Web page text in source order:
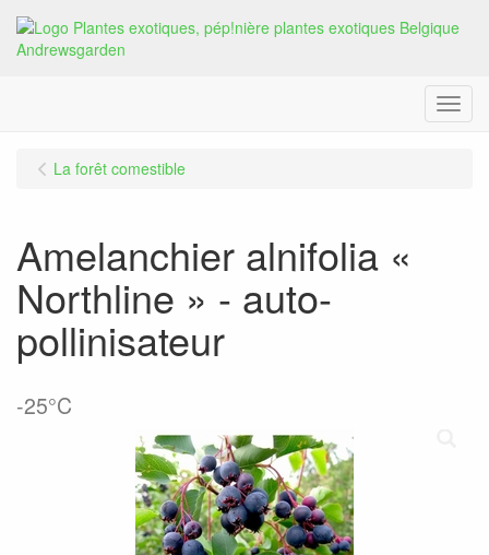
Menu
La forêt comestible
Amelanchier alnifolia «
Northline » - auto-
pollinisateur
-25°C